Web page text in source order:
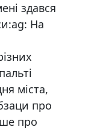
здався
На
міста,
про
про